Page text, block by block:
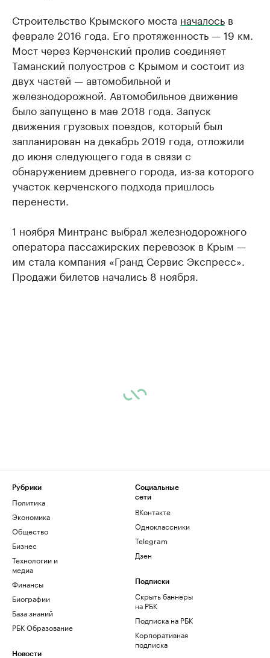
Строительство Крымского моста началось в
феврале 2016 года. Его протяженность — 19 км.
Мост через Керченский пролив соединяет
Таманский полуостров с Крымом и состоит из
двух частей — автомобильной и
железнодорожной. Автомобильное движение
было запущено в мае 2018 года. Запуск
движения грузовых поездов, который был
запланирован на декабрь 2019 года, отложили
до июня следующего года в связи с
обнаружением древнего города, из-за которого
участок керченского подхода пришлось
перенести.
1 ноября Минтранс выбрал железнодорожного
оператора пассажирских перевозок в Крым —
им стала компания «Гранд Сервис Экспресс».
Продажи билетов начались 8 ноября.
Рубрики
Политика
Экономика
Общество
Бизнес
Технологии и
медиа
Финансы
Биографии
База знаний
РБК Образование
Новости
Социальные
сети
ВКонтакте
Одноклассники
Telegram
Дзен
Подписки
Скрыть баннеры
на РБК
Подписка на РБК
Корпоративная
подписка